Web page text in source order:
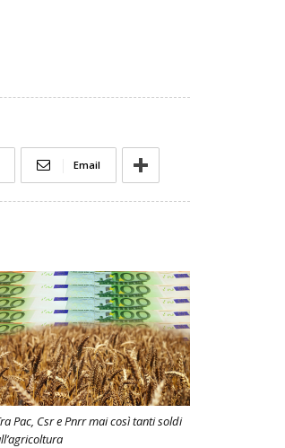
Email
Pac, Csr e Pnrr mai così tanti soldi